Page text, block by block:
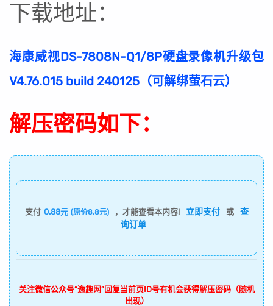
下载地址：
海康威视DS-7808N-Q1/8P硬盘录像机升级包
V4.76.015 build 240125（可解绑萤石云）
解压密码如下：
支付 0.88元 (原价8.8元) ，才能查看本内容! 立即支付 或
查
询订单
关注微信公众号“逸趣网”回复当前页ID号有机会获得解压密码（随机
出现）